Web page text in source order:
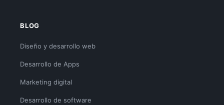
BLOG
Diseño y desarrollo web
Desarrollo de Apps
Marketing digital
Desarrollo de software